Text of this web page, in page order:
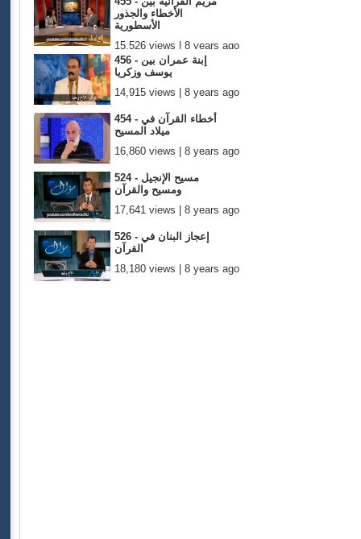
الأخطاء والجذور
الأسطورية
15,526 views | 8 years ago
456 - إبنة عمران بين
يوسف وزكريا
14,915 views | 8 years ago
454 - أخطاء القرآن في
ميلاد المسيح
16,860 views | 8 years ago
524 - مسيح الإنجيل
ومسيح والقرآن
17,641 views | 8 years ago
526 - إعجاز البنان في
القرآن
18,180 views | 8 years ago